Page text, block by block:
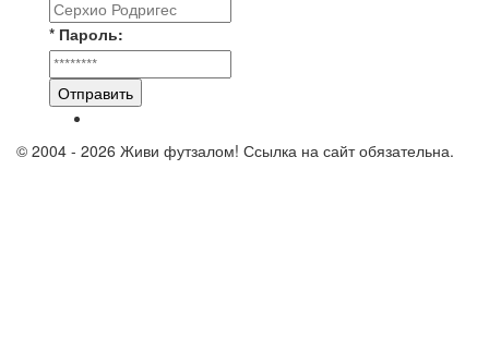
* Пароль:
Отправить
© 2004 - 2026 Живи футзалом! Ссылка на сайт обязательна.